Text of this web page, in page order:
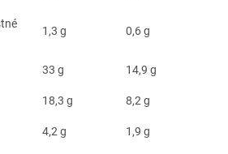
1,3 g 0,6 g
33 g 14,9 g
18,3 g 8,2 g
4,2 g 1,9 g